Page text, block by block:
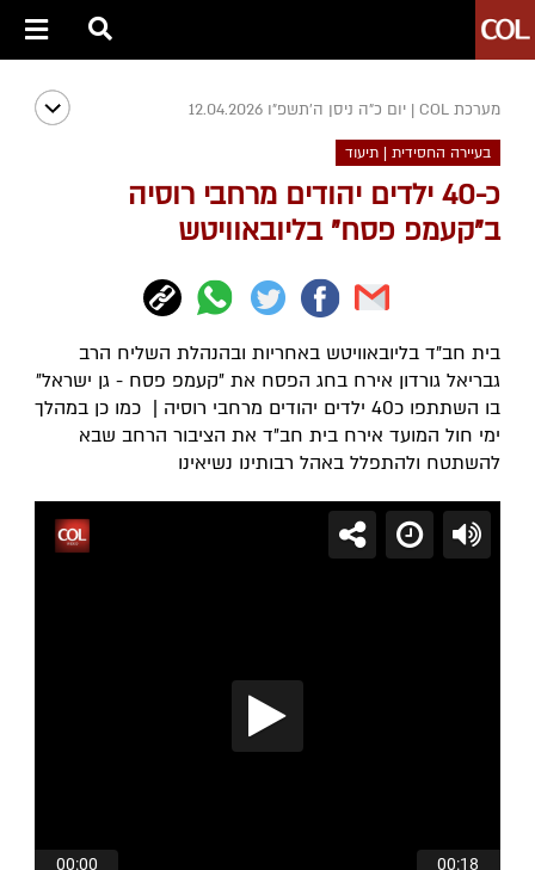
מערכת COL | יום כ"ה ניסן ה׳תשפ״ו 12.04.2026
בעיירה החסידית | תיעוד
כ-40 ילדים יהודים מרחבי רוסיה
ב"קעמפ פסח" בליובאוויטש
בית חב"ד בליובאוויטש באחריות ובהנהלת השליח הרב
גבריאל גורדון אירח בחג הפסח את ״קעמפ פסח - גן ישראל״
בו השתתפו כ40 ילדים יהודים מרחבי רוסיה | כמו כן במהלך
ימי חול המועד אירח בית חב״ד את הציבור הרחב שבא
להשתטח ולהתפלל באהל רבותינו נשיאינו